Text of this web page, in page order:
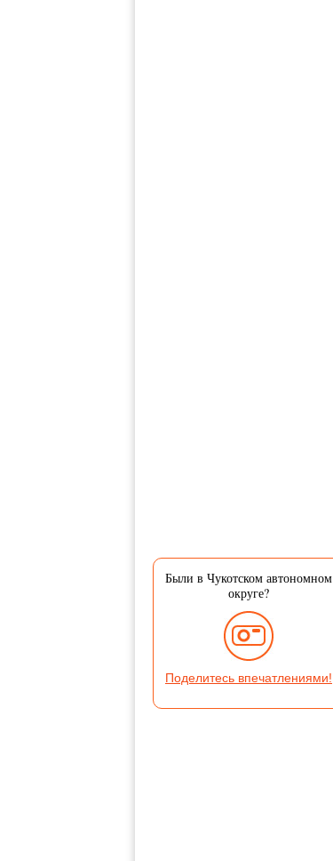
Были в Чукотском автономном
округе?
Поделитесь впечатлениями!